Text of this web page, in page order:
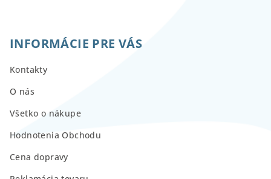
INFORMÁCIE PRE VÁS
Kontakty
O nás
Všetko o nákupe
Hodnotenia Obchodu
Cena dopravy